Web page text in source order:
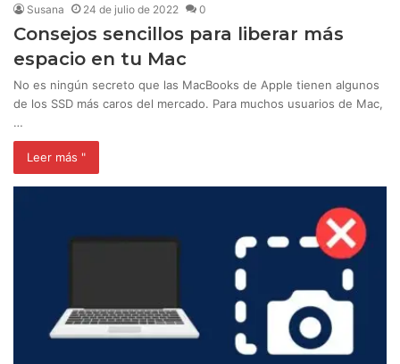
Susana 24 de julio de 2022 0
Consejos sencillos para liberar más
espacio en tu Mac
No es ningún secreto que las MacBooks de Apple tienen algunos
de los SSD más caros del mercado. Para muchos usuarios de Mac,
…
Leer más "